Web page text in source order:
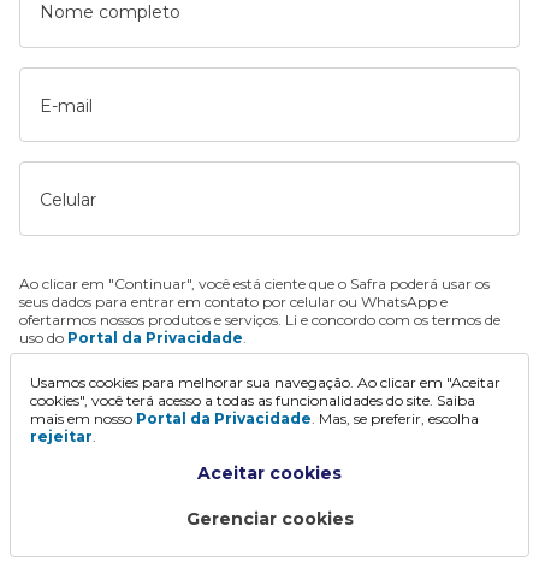
Nome completo
E-mail
Celular
Ao clicar em "Continuar", você está ciente que o Safra poderá usar os
seus dados para entrar em contato por celular ou WhatsApp e
ofertarmos nossos produtos e serviços. Li e concordo com os termos de
uso do Portal da Privacidade.
Continuar
Usamos cookies para melhorar sua navegação. Ao clicar em "Aceitar
cookies", você terá acesso a todas as funcionalidades do site. Saiba
mais em nosso Portal da Privacidade. Mas, se preferir, escolha
rejeitar.
Aceitar cookies
Gerenciar cookies